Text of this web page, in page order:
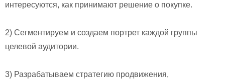
интересуются, как принимают решение о покупке.
2) Сегментируем и создаем портрет каждой группы
целевой аудитории.
3) Разрабатываем стратегию продвижения,